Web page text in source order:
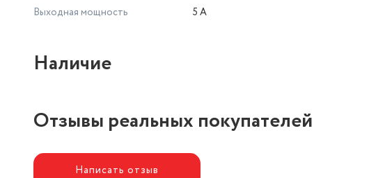
Выходная мощность
5 А
Наличие
Отзывы реальных покупателей
Написать отзыв